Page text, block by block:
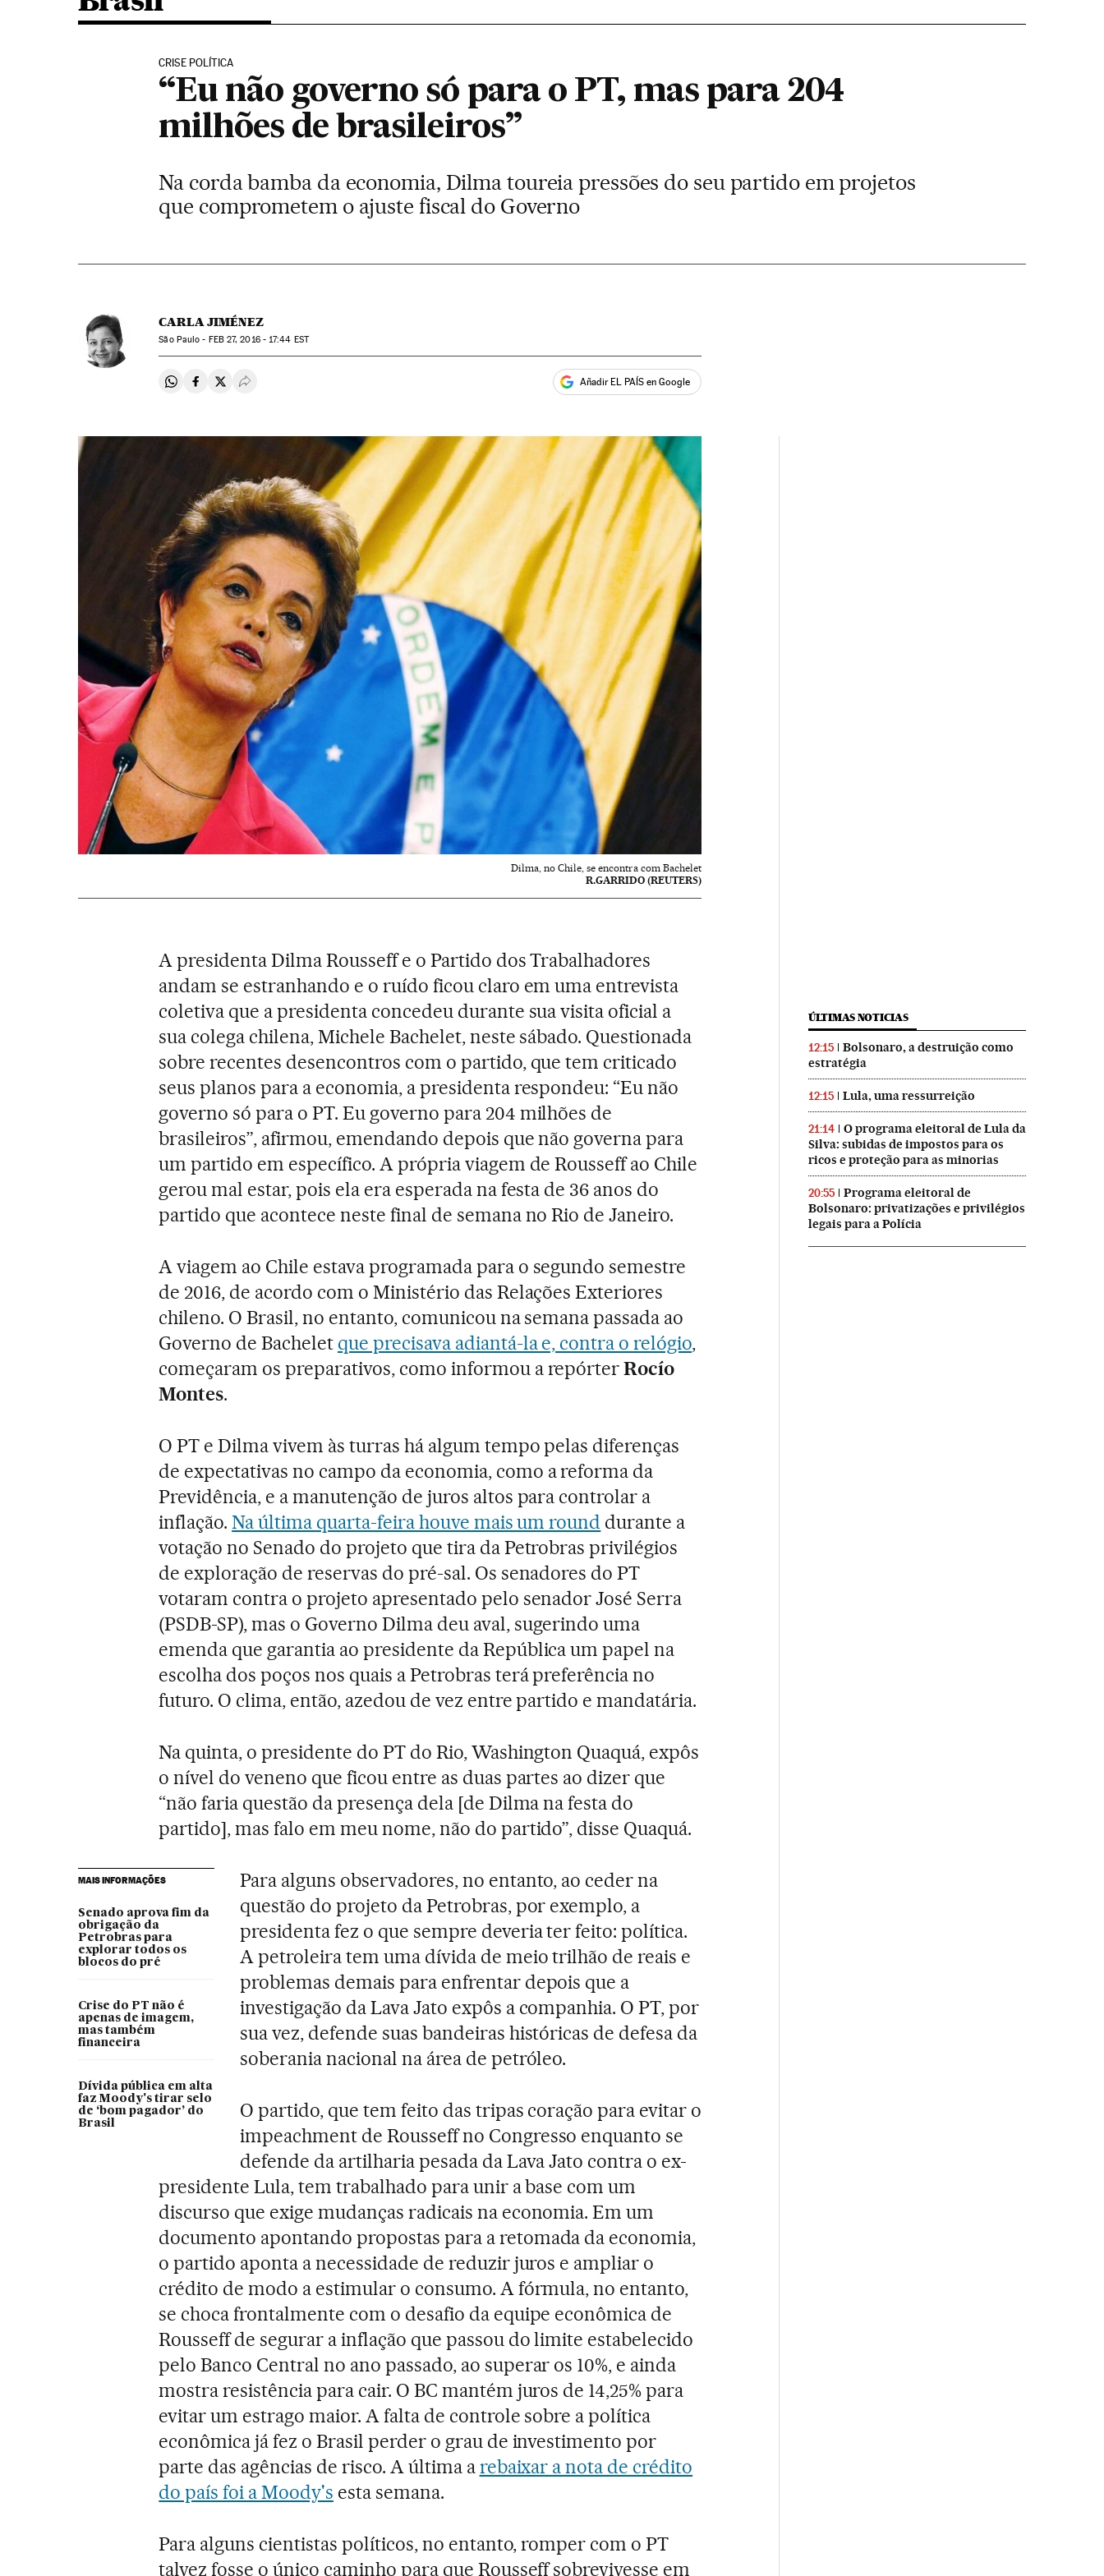
CRISE POLÍTICA
“Eu não governo só para o PT, mas para 204
milhões de brasileiros”
Na corda bamba da economia, Dilma toureia pressões do seu partido em projetos
que comprometem o ajuste fiscal do Governo
CARLA JIMÉNEZ
São Paulo - FEB27, 2016 - 17:44 EST
Compartir en Whatsapp
Compartir en Facebook
Compartir en Twitter
Desplegar Redes Sociales Añadir EL PAÍS en Google
Dilma, no Chile, se encontra com Bachelet
R.GARRIDO (REUTERS)
A presidenta Dilma Rousseff e o Partido dos Trabalhadores
andam se estranhando e o ruído ficou claro em uma entrevista
coletiva que a presidenta concedeu durante sua visita oficial a
sua colega chilena, Michele Bachelet, neste sábado. Questionada
sobre recentes desencontros com o partido, que tem criticado
seus planos para a economia, a presidenta respondeu: “Eu não
governo só para o PT. Eu governo para 204 milhões de
brasileiros”, afirmou, emendando depois que não governa para
um partido em específico. A própria viagem de Rousseff ao Chile
gerou mal estar, pois ela era esperada na festa de 36 anos do
partido que acontece neste final de semana no Rio de Janeiro.
A viagem ao Chile estava programada para o segundo semestre
de 2016, de acordo com o Ministério das Relações Exteriores
chileno. O Brasil, no entanto, comunicou na semana passada ao
Governo de Bachelet que precisava adiantá-la e, contra o relógio,
começaram os preparativos, como informou a repórterRocío
Montes.
O PT e Dilma vivem às turras há algum tempo pelas diferenças
de expectativas no campo da economia, como a reforma da
Previdência, e a manutenção de juros altos para controlar a
inflação.Na última quarta-feira houve mais um round durante a
votação no Senado do projeto que tira da Petrobras privilégios
de exploração de reservas do pré-sal. Os senadores do PT
votaram contra o projeto apresentado pelo senador José Serra
(PSDB-SP), mas o Governo Dilma deu aval, sugerindo uma
emenda que garantia ao presidente da República um papel na
escolha dos poços nos quais a Petrobras terá preferência no
futuro. O clima, então, azedou de vez entre partido e mandatária.
Na quinta, o presidente do PT do Rio, Washington Quaquá, expôs
o nível do veneno que ficou entre as duas partes ao dizer que
“não faria questão da presença dela [de Dilma na festa do
partido], mas falo em meu nome, não do partido”, disse Quaquá.
MAIS INFORMAÇÕES
Senado aprova fim da
obrigação da
Petrobras para
explorar todos os
blocos do pré
Crise do PT não é
apenas de imagem,
mas também
financeira
Dívida pública em alta
faz Moody's tirar selo
de ‘bom pagador’ do
Brasil
Para alguns observadores, no entanto, ao ceder na
questão do projeto da Petrobras, por exemplo, a
presidenta fez o que sempre deveria ter feito: política.
A petroleira tem uma dívida de meio trilhão de reais e
problemas demais para enfrentar depois que a
investigação da Lava Jato expôs a companhia. O PT, por
sua vez, defende suas bandeiras históricas de defesa da
soberania nacional na área de petróleo.
O partido, que tem feito das tripas coração para evitar o
impeachment de Rousseff no Congresso enquanto se
defende da artilharia pesada da Lava Jato contra o ex-
presidente Lula, tem trabalhado para unir a base com um
discurso que exige mudanças radicais na economia. Em um
documento apontando propostas para a retomada da economia,
o partido aponta a necessidade de reduzir juros e ampliar o
crédito de modo a estimular o consumo. A fórmula, no entanto,
se choca frontalmente com o desafio da equipe econômica de
Rousseff de segurar a inflação que passou do limite estabelecido
pelo Banco Central no ano passado, ao superar os 10%, e ainda
mostra resistência para cair. O BC mantém juros de 14,25% para
evitar um estrago maior. A falta de controle sobre a política
econômica já fez o Brasil perder o grau de investimento por
parte das agências de risco. A última arebaixar a nota de crédito
do país foi a Moody's esta semana.
Para alguns cientistas políticos, no entanto, romper com o PT
talvez fosse o único caminho para que Rousseff sobrevivesse em
ÚLTIMAS NOTICIAS
12:15
Bolsonaro, a destruição como
estratégia
12:15 Lula, uma ressurreição
21:14
O programa eleitoral de Lula da
Silva: subidas de impostos para os
ricos e proteção para as minorias
20:55
Programa eleitoral de
Bolsonaro: privatizações e privilégios
legais para a Polícia